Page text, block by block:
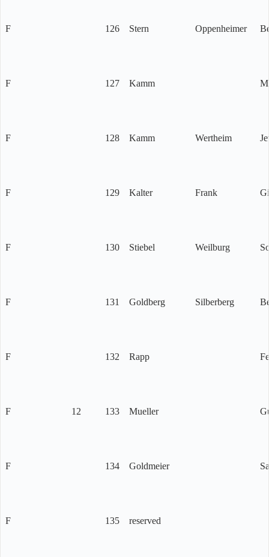
F 126 Stern Oppenheimer
F 127 Kamm
F 128 Kamm Wertheim
F 129 Kalter Frank
F 130 Stiebel Weilburg
F 131 Goldberg Silberberg
F 132 Rapp
F 12 133 Mueller
F 134 Goldmeier
F 135 reserved